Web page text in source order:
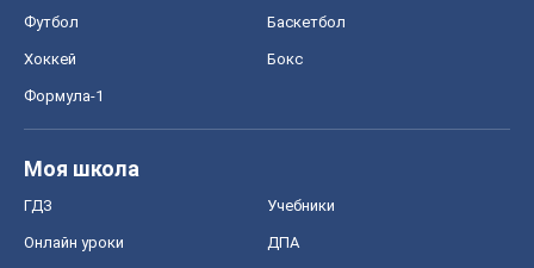
Футбол Баскетбол
Хоккей Бокс
Формула-1
Моя школа
ГДЗ Учебники
Онлайн уроки ДПА